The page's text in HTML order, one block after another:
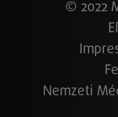
© 2022
Nemzeti